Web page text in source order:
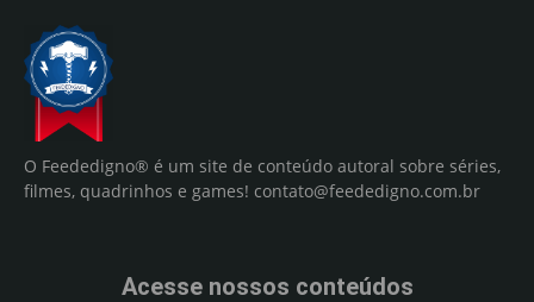
O Feededigno® é um site de conteúdo autoral sobre séries,
filmes, quadrinhos e games! contato@feededigno.com.br
Acesse nossos conteúdos